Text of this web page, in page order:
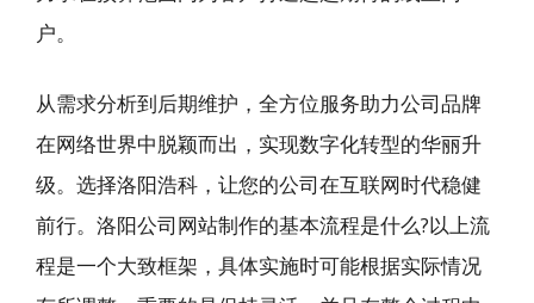
户。
从需求分析到后期维护，全方位服务助力公司品牌
在网络世界中脱颖而出，实现数字化转型的华丽升
级。选择洛阳浩科，让您的公司在互联网时代稳健
前行。洛阳公司网站制作的基本流程是什么?以上流
程是一个大致框架，具体实施时可能根据实际情况